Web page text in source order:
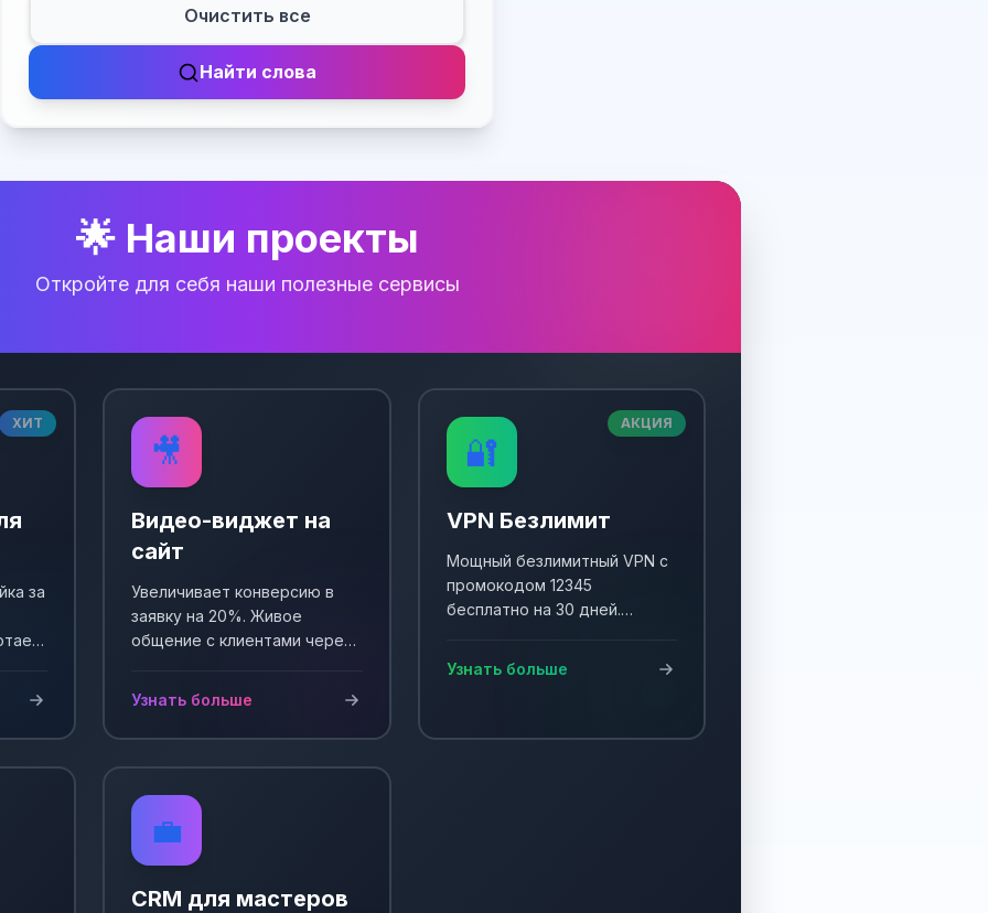
Очистить все
Найти слова
🌟 Наши проекты
Откройте для себя наши полезные сервисы
ХИТ
за
🎥
Видео-виджет на
сайт
Увеличивает конверсию в
заявку на 20%. Живое
общение с клиентами через
Узнать больше
АКЦИЯ
🔐
VPN Безлимит
Мощный безлимитный VPN с
промокодом 12345
бесплатно на 30 дней.
Узнать больше
💼
CRM для мастеров